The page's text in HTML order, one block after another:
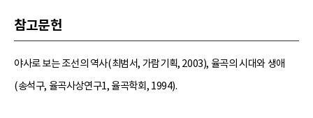
참고문헌
야사로 보는 조선의 역사(최범서, 가람기획, 2003), 율곡의 시대와 생애
(송석구, 율곡사상연구1, 율곡학회, 1994).